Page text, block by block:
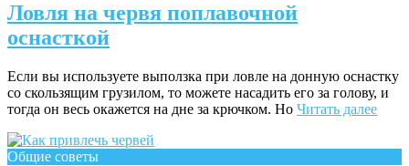
Ловля на червя поплавочной
оснасткой
Если вы используете выползка при ловле на донную осна­стку
со скользящим грузилом, то можете насадить его за голову, и
тогда он весь окажется на дне за крючком. Но Читать далее
Общие советы